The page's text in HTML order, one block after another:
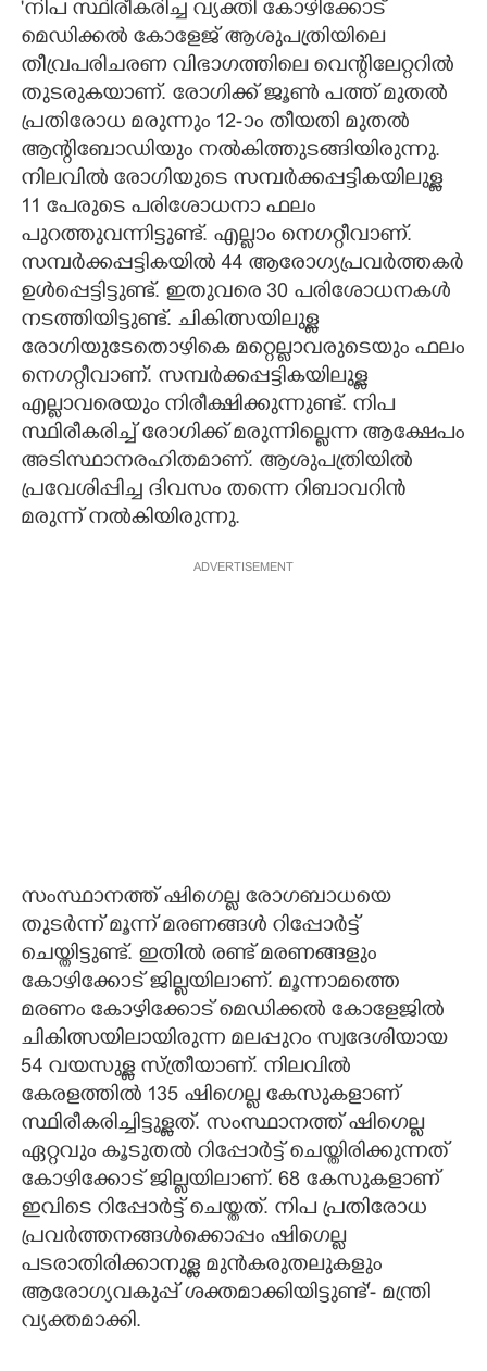
'നിപ സ്ഥിരീകരിച്ച വ്യക്തി കോഴിക്കോട്
മെഡിക്കൽ കോളേജ് ആശുപത്രിയിലെ
തീവ്രപരിചരണ വിഭാഗത്തിലെ വെന്റിലേറ്ററിൽ
തുടരുകയാണ്. രോഗിക്ക് ജൂൺ പത്ത് മുതൽ
പ്രതിരോധ മരുന്നും 12-ാം തീയതി മുതൽ
ആന്റിബോഡിയും നൽകിത്തുടങ്ങിയിരുന്നു.
നിലവിൽ രോഗിയുടെ സമ്പർക്കപ്പട്ടികയിലുള്ള
11 പേരുടെ പരിശോധനാ ഫലം
പുറത്തുവന്നിട്ടുണ്ട്. എല്ലാം നെഗറ്റീവാണ്.
സമ്പർക്കപ്പട്ടികയിൽ 44 ആരോഗ്യപ്രവർത്തകർ
ഉൾപ്പെട്ടിട്ടുണ്ട്. ഇതുവരെ 30 പരിശോധനകൾ
നടത്തിയിട്ടുണ്ട്. ചികിത്സയിലുള്ള
രോഗിയുടേതൊഴികെ മറ്റെല്ലാവരുടെയും ഫലം
നെഗറ്റീവാണ്. സമ്പർക്കപ്പട്ടികയിലുള്ള
എല്ലാവരെയും നിരീക്ഷിക്കുന്നുണ്ട്. നിപ
സ്ഥിരീകരിച്ച് രോഗിക്ക് മരുന്നില്ലെന്ന ആക്ഷേപം
അടിസ്ഥാനരഹിതമാണ്. ആശുപത്രിയിൽ
പ്രവേശിപ്പിച്ച ദിവസം തന്നെ റിബാവറിൻ
മരുന്ന് നൽകിയിരുന്നു.
ADVERTISEMENT
സംസ്ഥാനത്ത് ഷിഗെല്ല രോഗബാധയെ
തുടർന്ന് മൂന്ന് മരണങ്ങൾ റിപ്പോർട്ട്
ചെയ്തിട്ടുണ്ട്. ഇതിൽ രണ്ട് മരണങ്ങളും
കോഴിക്കോട് ജില്ലയിലാണ്. മൂന്നാമത്തെ
മരണം കോഴിക്കോട് മെഡിക്കൽ കോളേജിൽ
ചികിത്സയിലായിരുന്ന മലപ്പുറം സ്വദേശിയായ
54 വയസുള്ള സ്ത്രീയാണ്. നിലവിൽ
കേരളത്തിൽ 135 ഷിഗെല്ല കേസുകളാണ്
സ്ഥിരീകരിച്ചിട്ടുള്ളത്. സംസ്ഥാനത്ത് ഷിഗെല്ല
ഏറ്റവും കൂടുതൽ റിപ്പോർട്ട് ചെയ്തിരിക്കുന്നത്
കോഴിക്കോട് ജില്ലയിലാണ്. 68 കേസുകളാണ്
ഇവിടെ റിപ്പോർട്ട് ചെയ്തത്. നിപ പ്രതിരോധ
പ്രവർത്തനങ്ങൾക്കൊപ്പം ഷിഗെല്ല
പടരാതിരിക്കാനുള്ള മുൻകരുതലുകളും
ആരോഗ്യവകുപ്പ് ശക്തമാക്കിയിട്ടുണ്ട്'- മന്ത്രി
വ്യക്തമാക്കി.